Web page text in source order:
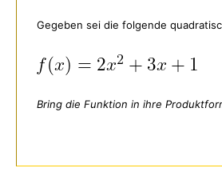
Gegeben sei die folgende
Bring die Funktion in ihre